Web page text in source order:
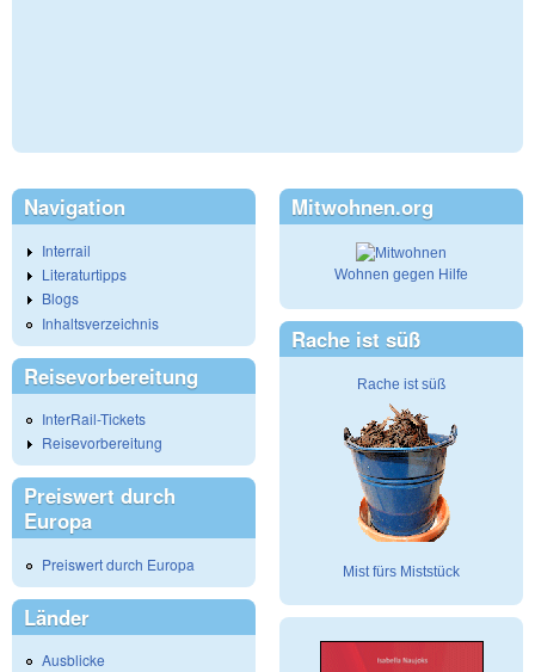
Navigation
Interrail
Literaturtipps
Blogs
Inhaltsverzeichnis
Reisevorbereitung
InterRail-Tickets
Reisevorbereitung
Preiswert durch
Europa
Preiswert durch Europa
Länder
Ausblicke
Mitwohnen.org
Wohnen gegen Hilfe
Rache ist süß
Rache ist süß
Mist fürs Miststück